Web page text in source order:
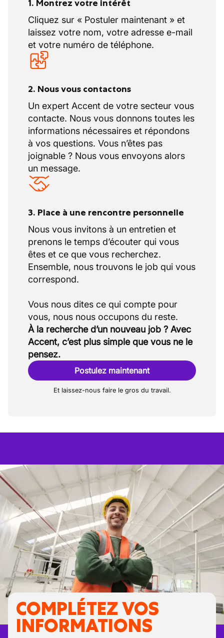
1. Montrez votre intérêt
Cliquez sur « Postuler maintenant » et
laissez votre nom, votre adresse e-mail
et votre numéro de téléphone.
2. Nous vous contactons
Un expert Accent de votre secteur vous
contacte. Nous vous donnons toutes les
informations nécessaires et répondons
à vos questions. Vous n’êtes pas
joignable ? Nous vous envoyons alors
un message.
3. Place à une rencontre personnelle
Nous vous invitons à un entretien et
prenons le temps d’écouter qui vous
êtes et ce que vous recherchez.
Ensemble, nous trouvons le job qui vous
correspond.
Vous nous dites ce qui compte pour
À la recherche d’un nouveau job ? Avec
Accent, c’est plus simple que vous ne le
pensez.
Postulez maintenant
Et laissez-nous faire le gros du travail.
COMPLÉTEZ VOS
INFORMATIONS